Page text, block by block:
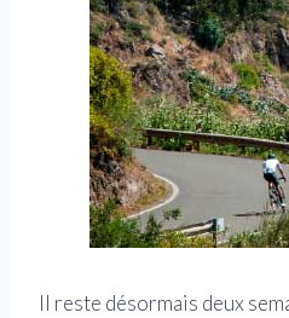
Il reste désormais deux